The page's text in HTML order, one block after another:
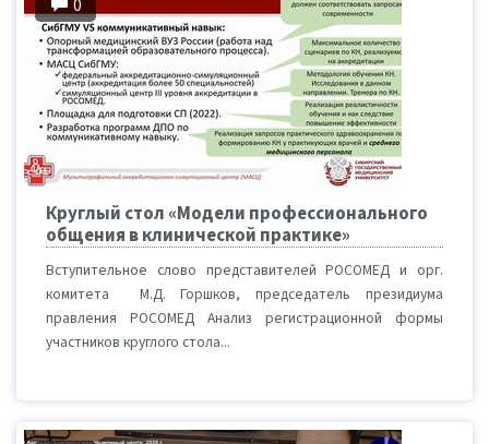
0
Круглый стол «Модели профессионального
общения в клинической практике»
Вступительное слово представителей РОСОМЕД и орг.
комитета М.Д. Горшков, председатель президиума
правления РОСОМЕД Анализ регистрационной формы
участников круглого cтола...